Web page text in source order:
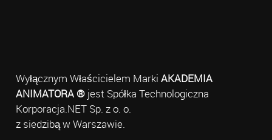
Wyłącznym Właścicielem Marki AKADEMIA
ANIMATORA ®jest Spółka Technologiczna
Korporacja.NET Sp. z o. o.
z siedzibą w Warszawie.